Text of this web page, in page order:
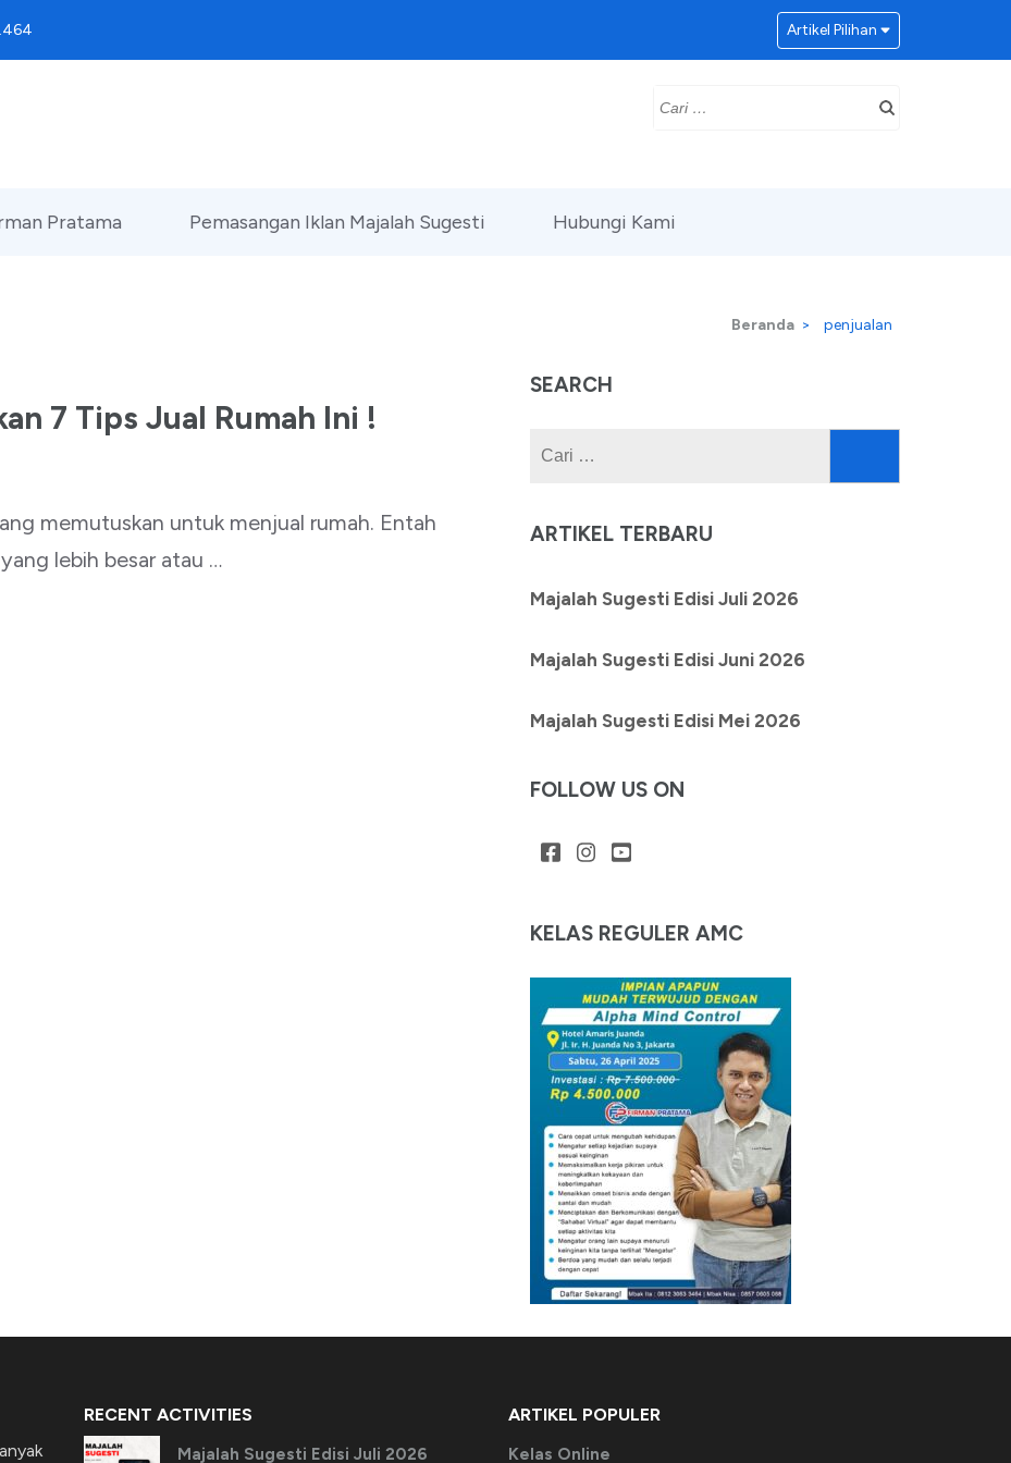
Artikel Pilihan
Cari
Pratama Pemasangan Iklan Majalah Sugesti Hubungi Kami
Beranda > penjualan
7 Tips Jual Rumah Ini !
memutuskan untuk menjual rumah. Entah
lebih besar atau …
SEARCH
untuk:
ARTIKEL TERBARU
Majalah Sugesti Edisi Juli 2026
Majalah Sugesti Edisi Juni 2026
Majalah Sugesti Edisi Mei 2026
FOLLOW US ON
KELAS REGULER AMC
RECENT ACTIVITIES
Majalah Sugesti Edisi Juli 2026
ARTIKEL POPULER
Kelas Online